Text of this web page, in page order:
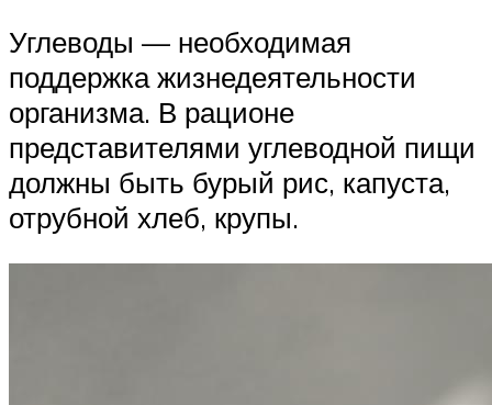
Углеводы — необходимая
поддержка жизнедеятельности
организма. В рационе
представителями углеводной пищи
должны быть бурый рис, капуста,
отрубной хлеб, крупы.